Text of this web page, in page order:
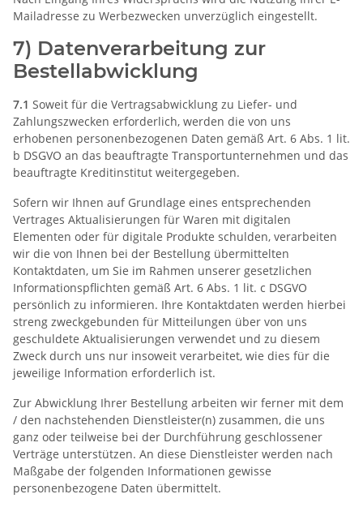
Mailadresse zu Werbezwecken unverzüglich eingestellt.
7) Datenverarbeitung zur
Bestellabwicklung
7.1 Soweit für die Vertragsabwicklung zu Liefer- und
Zahlungszwecken erforderlich, werden die von uns
erhobenen personenbezogenen Daten gemäß Art. 6 Abs. 1 lit.
b DSGVO an das beauftragte Transportunternehmen und das
beauftragte Kreditinstitut weitergegeben.
Sofern wir Ihnen auf Grundlage eines entsprechenden
Vertrages Aktualisierungen für Waren mit digitalen
Elementen oder für digitale Produkte schulden, verarbeiten
wir die von Ihnen bei der Bestellung übermittelten
Kontaktdaten, um Sie im Rahmen unserer gesetzlichen
Informationspflichten gemäß Art. 6 Abs. 1 lit. c DSGVO
persönlich zu informieren. Ihre Kontaktdaten werden hierbei
streng zweckgebunden für Mitteilungen über von uns
geschuldete Aktualisierungen verwendet und zu diesem
Zweck durch uns nur insoweit verarbeitet, wie dies für die
jeweilige Information erforderlich ist.
Zur Abwicklung Ihrer Bestellung arbeiten wir ferner mit dem
/ den nachstehenden Dienstleister(n) zusammen, die uns
ganz oder teilweise bei der Durchführung geschlossener
Verträge unterstützen. An diese Dienstleister werden nach
Maßgabe der folgenden Informationen gewisse
personenbezogene Daten übermittelt.